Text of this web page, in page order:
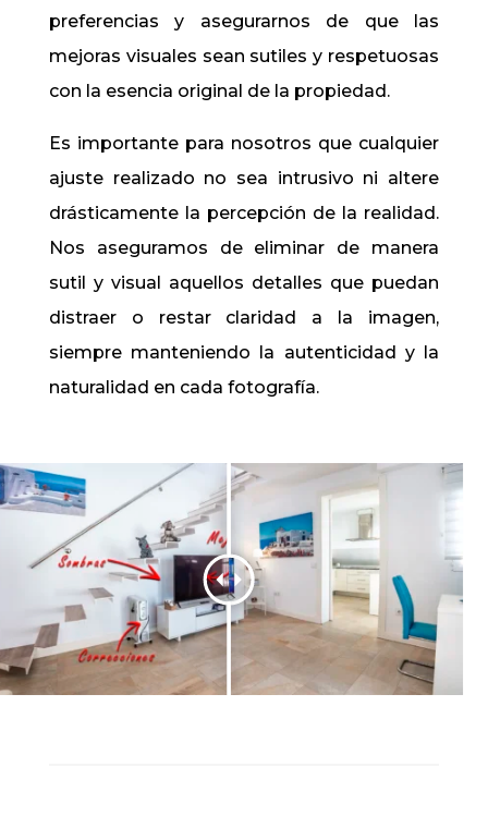
preferencias y asegurarnos de que las
mejoras visuales sean sutiles y respetuosas
con la esencia original de la propiedad.
Es importante para nosotros que cualquier
ajuste realizado no sea intrusivo ni altere
drásticamente la percepción de la realidad.
Nos aseguramos de eliminar de manera
sutil y visual aquellos detalles que puedan
distraer o restar claridad a la imagen,
siempre manteniendo la autenticidad y la
naturalidad en cada fotografía.